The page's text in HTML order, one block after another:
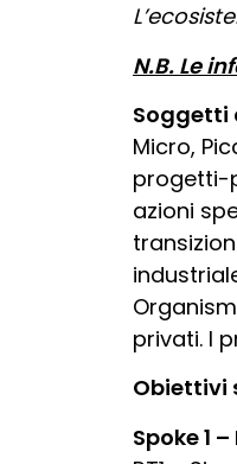
N.B. Le
Soggetti
Micro,
progetti-
azioni
privati. I
Obiettivi
Spoke 1